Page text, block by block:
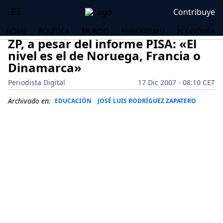
Contribuye
HOME POLÍTICA MUNDO PERIODISMO ECONOMÍA
ZP, a pesar del informe PISA: «El
nivel es el de Noruega, Francia o
Dinamarca»
Periodista Digital
17 Dic 2007 - 08:10 CET
Archivado en: EDUCACIÓN JOSÉ LUIS RODRÍGUEZ ZAPATERO